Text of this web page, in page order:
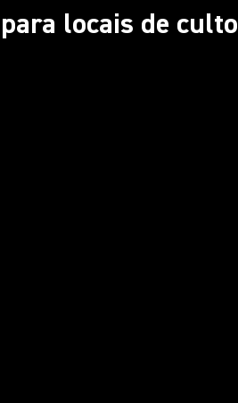
locais de culto